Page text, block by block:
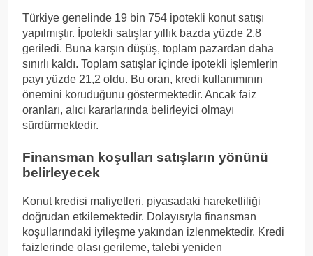
Türkiye genelinde 19 bin 754 ipotekli konut satışı
yapılmıştır. İpotekli satışlar yıllık bazda yüzde 2,8
geriledi. Buna karşın düşüş, toplam pazardan daha
sınırlı kaldı. Toplam satışlar içinde ipotekli işlemlerin
payı yüzde 21,2 oldu. Bu oran, kredi kullanımının
önemini koruduğunu göstermektedir. Ancak faiz
oranları, alıcı kararlarında belirleyici olmayı
sürdürmektedir.
Finansman koşulları satışların yönünü
belirleyecek
Konut kredisi maliyetleri, piyasadaki hareketliliği
doğrudan etkilemektedir. Dolayısıyla finansman
koşullarındaki iyileşme yakından izlenmektedir. Kredi
faizlerinde olası gerileme, talebi yeniden